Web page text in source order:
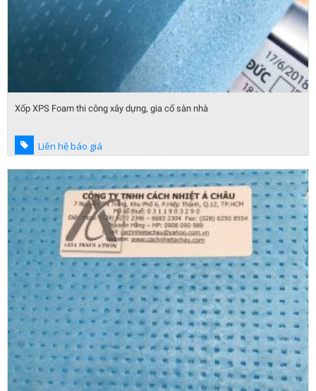
Xốp XPS Foam thi công xây dựng, gia cố sàn nhà
Liên hệ báo giá